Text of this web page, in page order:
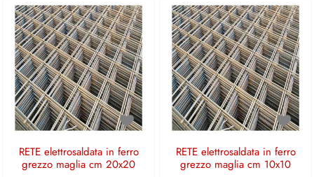
RETE elettrosaldata in ferro
grezzo maglia cm 20x20
RETE elettrosaldata in ferro
grezzo maglia cm 10x10